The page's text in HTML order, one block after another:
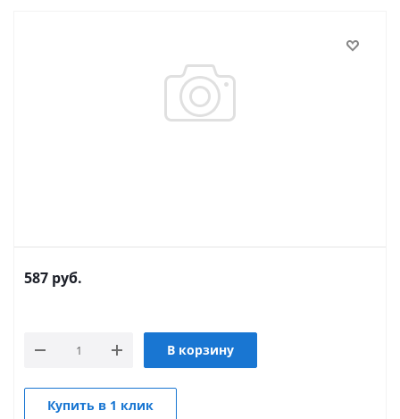
587 руб.
В корзину
Купить в 1 клик